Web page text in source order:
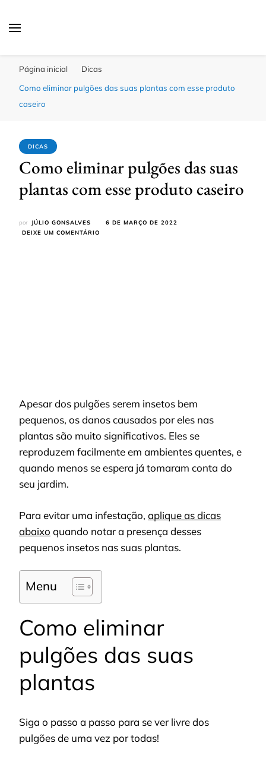
Página inicial
Dicas
Como eliminar pulgões das suas plantas com esse produto
caseiro
DICAS
Como eliminar pulgões das suas
plantas com esse produto caseiro
por JÚLIO GONSALVES
6 DE MARÇO DE 2022
DEIXE UM COMENTÁRIO
Apesar dos pulgões serem insetos bem
pequenos, os danos causados por eles nas
plantas são muito significativos. Eles se
reproduzem facilmente em ambientes quentes, e
quando menos se espera já tomaram conta do
seu jardim.
Para evitar uma infestação, aplique as dicas
abaixo quando notar a presença desses
pequenos insetos nas suas plantas.
Menu
Como eliminar
pulgões das suas
plantas
Siga o passo a passo para se ver livre dos
pulgões de uma vez por todas!